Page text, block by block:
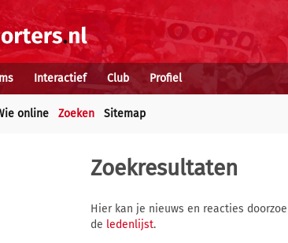
Interactief Club Profiel
online Zoeken Sitemap
Zoekresultaten
Hier kan je nieuws en reacties
de ledenlijst.